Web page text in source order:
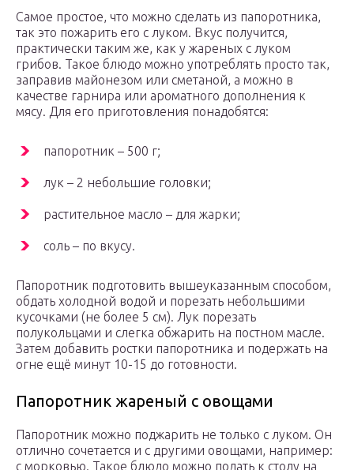
Самое простое, что можно сделать из папоротника,
так это пожарить его с луком. Вкус получится,
практически таким же, как у жареных с луком
грибов. Такое блюдо можно употреблять просто так,
заправив майонезом или сметаной, а можно в
качестве гарнира или ароматного дополнения к
мясу. Для его приготовления понадобятся:
папоротник – 500 г;
лук – 2 небольшие головки;
растительное масло – для жарки;
соль – по вкусу.
Папоротник подготовить вышеуказанным способом,
обдать холодной водой и порезать небольшими
кусочками (не более 5 см). Лук порезать
полукольцами и слегка обжарить на постном масле.
Затем добавить ростки папоротника и подержать на
огне ещё минут 10-15 до готовности.
Папоротник жареный с овощами
Папоротник можно поджарить не только с луком. Он
отлично сочетается и с другими овощами, например:
с морковью. Такое блюдо можно подать к столу на